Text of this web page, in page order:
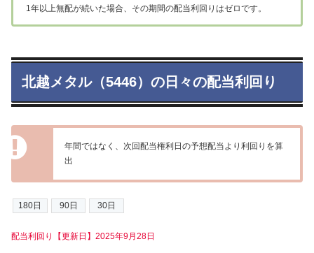
1年以上無配が続いた場合、その期間の配当利回りはゼロです。
北越メタル（5446）の日々の配当利回り
年間ではなく、次回配当権利日の予想配当より利回りを算
出
配当利回り【更新日】2025年9月28日